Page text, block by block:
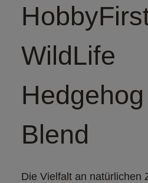
WildLife
Blend
Die Vielfalt an natürlichen